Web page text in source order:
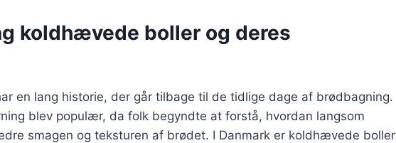
koldhævede boller og deres
en lang historie, der går tilbage til de tidlige dage af brødbagning.
blev populær, da folk begyndte at forstå, hvordan langsom
smagen og teksturen af brødet. I Danmark er koldhævede boller